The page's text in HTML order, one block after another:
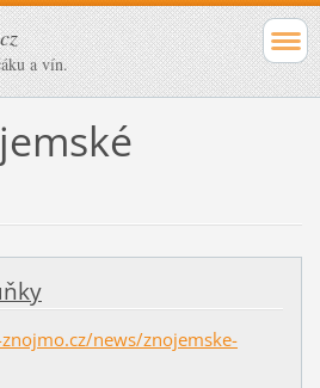
a vín.
news/znojemske-